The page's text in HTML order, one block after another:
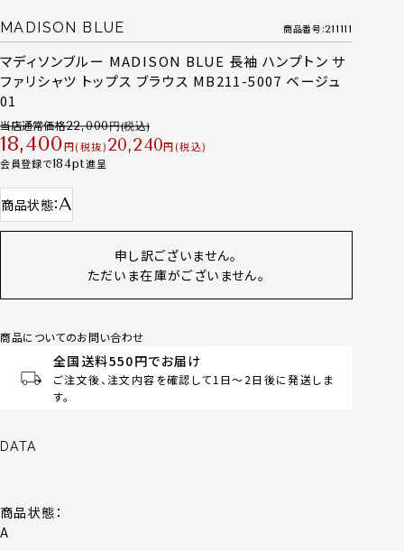
MADISON BLUE 商品番号 211111
マディソンブルー MADISON BLUE 長袖 ハンプトン サ
ファリシャツ トップス ブラウス MB211-5007 ベージュ
01
当店通常価格22,000
18,400 税抜 20,240
税込
会員登録で184 進呈
商品状態 A
申し訳ございません。
ただいま在庫がございません。
商品についてのお問い合わせ
全国送料550円でお届け
ご注文後、注文内容を確認して1日～2日後に発送しま
す。
DATA
商品状態：
A